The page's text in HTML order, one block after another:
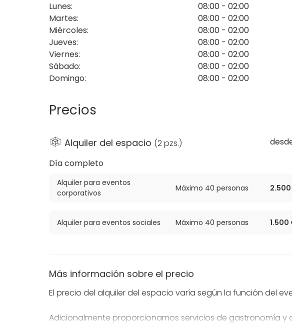
Lunes:
08:00 - 02:00
Martes:
08:00 - 02:00
Miércoles:
08:00 - 02:00
Jueves:
08:00 - 02:00
Viernes:
08:00 - 02:00
Sábado:
08:00 - 02:00
Domingo: 08:00 - 02:00
Precios
Alquiler del espacio (2 pzs.)
Día completo
Alquiler para eventos
corporativos
Máximo 40 personas
Alquiler para eventos sociales Máximo 40 personas 1.500
Más información sobre el precio
El precio del alquiler del espacio varía según la función del
Adicionalmente proporcionamos servicios de gastronomía y